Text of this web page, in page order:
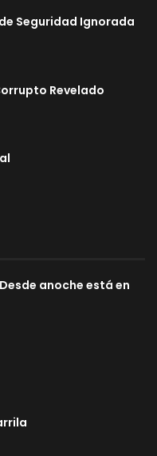
Seguridad Ignorada
Revelado
anoche está en